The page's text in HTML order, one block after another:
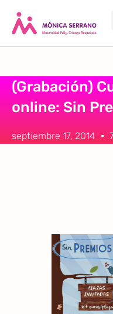
(Grabación)
online: Sin
septiembre 17, 2014